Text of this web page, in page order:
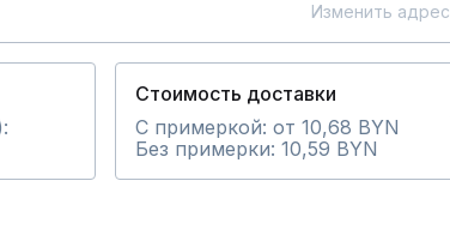
Изменить адрес
Стоимость доставки
С примеркой: от 10,68 BYN
Без примерки: 10,59 BYN